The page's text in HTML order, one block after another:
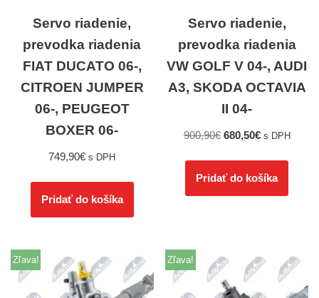
Servo riadenie,
prevodka riadenia
FIAT DUCATO 06-,
CITROEN JUMPER
06-, PEUGEOT
BOXER 06-
749,90€ s DPH
Pridať do košíka
Servo riadenie,
prevodka riadenia
VW GOLF V 04-, AUDI
A3, SKODA OCTAVIA
II 04-
900,90€ 680,50€ s DPH
Pridať do košíka
Zľava! Zľava!